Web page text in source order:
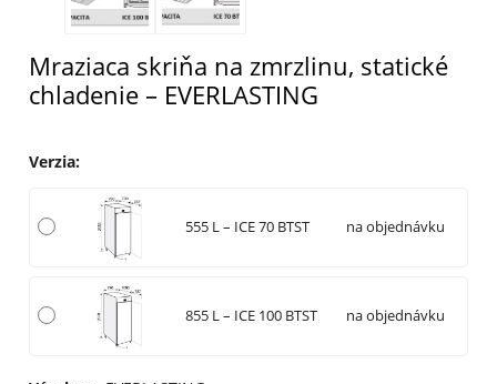
Mraziaca skriňa na zmrzlinu, statické
chladenie – EVERLASTING
Verzia:
555 L – ICE 70 BTST na objednávku
855 L – ICE 100 BTST na objednávku